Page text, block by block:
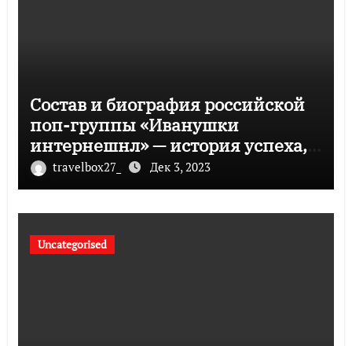
Состав и биография российской
поп-группы «Иванушки
интернешнл» — история успеха,
музыка и судьбы участников
travelbox27_ Дек 3, 2023
Uncategorised